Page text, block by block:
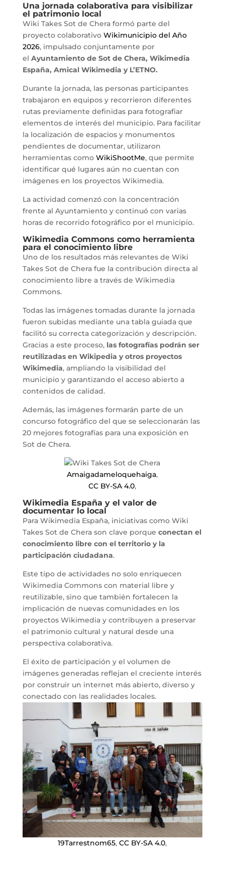
Una jornada colaborativa para visibilizar
el patrimonio local
Wiki Takes Sot de Chera formó parte del
proyecto colaborativo Wikimunicipio del Año
2026, impulsado conjuntamente por
el Ayuntamiento de Sot de Chera, Wikimedia
España, Amical Wikimedia y L’ETNO.
Durante la jornada, las personas participantes
trabajaron en equipos y recorrieron diferentes
rutas previamente definidas para fotografiar
elementos de interés del municipio. Para facilitar
la localización de espacios y monumentos
pendientes de documentar, utilizaron
herramientas como WikiShootMe, que permite
identificar qué lugares aún no cuentan con
imágenes en los proyectos Wikimedia.
La actividad comenzó con la concentración
frente al Ayuntamiento y continuó con varias
horas de recorrido fotográfico por el municipio.
Wikimedia Commons como herramienta
para el conocimiento libre
Uno de los resultados más relevantes de Wiki
Takes Sot de Chera fue la contribución directa al
conocimiento libre a través de Wikimedia
Commons.
Todas las imágenes tomadas durante la jornada
fueron subidas mediante una tabla guiada que
facilitó su correcta categorización y descripción.
Gracias a este proceso, las fotografías podrán ser
reutilizadas en Wikipedia y otros proyectos
Wikimedia, ampliando la visibilidad del
municipio y garantizando el acceso abierto a
contenidos de calidad.
Además, las imágenes formarán parte de un
concurso fotográfico del que se seleccionarán las
20 mejores fotografías para una exposición en
Sot de Chera.
Amaigadameloquehaiga,
CC BY-SA 4.0,
Wikimedia España y el valor de
documentar lo local
Para Wikimedia España, iniciativas como Wiki
Takes Sot de Chera son clave porque conectan el
conocimiento libre con el territorio y la
participación ciudadana.
Este tipo de actividades no solo enriquecen
Wikimedia Commons con material libre y
reutilizable, sino que también fortalecen la
implicación de nuevas comunidades en los
proyectos Wikimedia y contribuyen a preservar
el patrimonio cultural y natural desde una
perspectiva colaborativa.
El éxito de participación y el volumen de
imágenes generadas reflejan el creciente interés
por construir un internet más abierto, diverso y
conectado con las realidades locales.
19Tarrestnom65,CC BY-SA 4.0,